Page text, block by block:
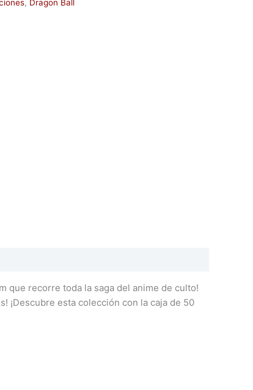
, Dragon Ball
que recorre toda la saga del anime de culto!
¡Descubre esta colección con la caja de 50